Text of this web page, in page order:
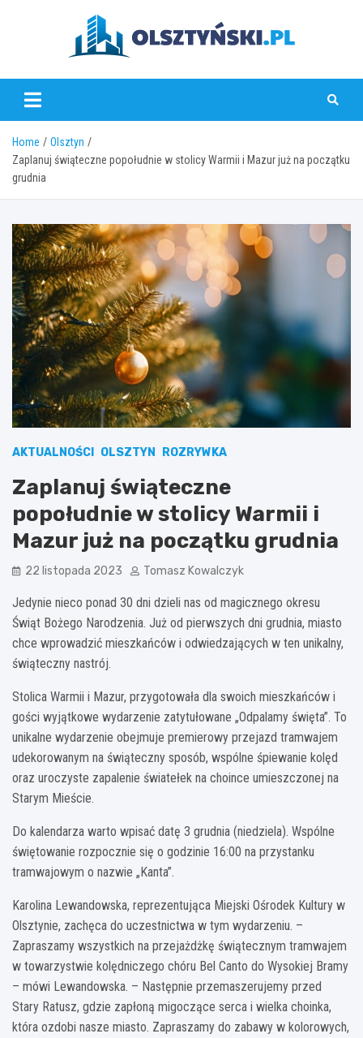
olsztynski.pl
Home
Olsztyn
Zaplanuj świąteczne popołudnie w stolicy Warmii i Mazur już na początku
grudnia
AKTUALNOŚCI OLSZTYN ROZRYWKA
Zaplanuj świąteczne
popołudnie w stolicy Warmii i
Mazur już na początku grudnia
22 listopada 2023 Tomasz Kowalczyk
Jedynie nieco ponad 30 dni dzieli nas od magicznego okresu
Świąt Bożego Narodzenia. Już od pierwszych dni grudnia, miasto
chce wprowadzić mieszkańców i odwiedzających w ten unikalny,
świąteczny nastrój.
Stolica Warmii i Mazur, przygotowała dla swoich mieszkańców i
gości wyjątkowe wydarzenie zatytułowane „Odpalamy święta”. To
unikalne wydarzenie obejmuje premierowy przejazd tramwajem
udekorowanym na świąteczny sposób, wspólne śpiewanie kolęd
oraz uroczyste zapalenie światełek na choince umieszczonej na
Starym Mieście.
Do kalendarza warto wpisać datę 3 grudnia (niedziela). Wspólne
świętowanie rozpocznie się o godzinie 16:00 na przystanku
tramwajowym o nazwie „Kanta”.
Karolina Lewandowska, reprezentująca Miejski Ośrodek Kultury w
Olsztynie, zachęca do uczestnictwa w tym wydarzeniu. –
Zapraszamy wszystkich na przejażdżkę świątecznym tramwajem
w towarzystwie kolędniczego chóru Bel Canto do Wysokiej Bramy
– mówi Lewandowska. – Następnie przemaszerujemy przed
Stary Ratusz, gdzie zapłoną migoczące serca i wielka choinka,
która ozdobi nasze miasto. Zapraszamy do zabawy w kolorowych,